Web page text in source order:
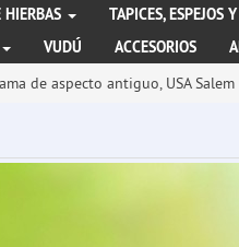
HIERBAS TAPICES, ESPEJOS
VUDÚ ACCESORIOS
de aspecto antiguo, USA Salem